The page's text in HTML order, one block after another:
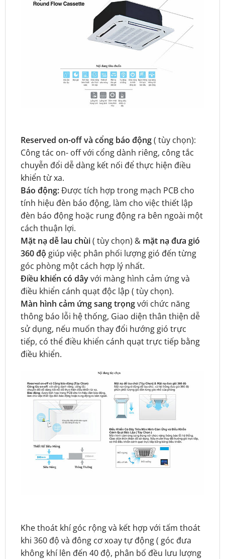
Reserved on-off và cổng báo động( tùy chọn):
Công tác on- off với cổng dành riêng, công tắc
chuyễn đổi dễ dàng kết nối để thực hiện điều
khiển từ xa.
Báo động:Được tích hợp trong mạch PCB cho
tính hiệu đèn báo động, làm cho việc thiết lập
đèn báo động hoặc rung động ra bên ngoài một
cách thuận lợi.
Mặt nạ dễ lau chùi( tùy chọn) & mặt nạ đưa gió
360 độ giúp việc phân phối lượng gió đến từng
góc phòng một cách hợp lý nhất.
Điều khiển có dâyvới màng hình cảm ứng và
điều khiển cánh quạt độc lập ( tùy chọn).
Màn hình cảm ứng sang trọngvới chức năng
thông báo lỗi hệ thống, Giao diện thân thiện dễ
sử dụng, nếu muốn thay đổi hướng gió trực
tiếp, có thể điều khiển cánh quạt trực tiếp bằng
điều khiển.
Khe thoát khí góc rộng và kết hợp với tấm thoát
khi 360 độ và đông cơ xoay tự động ( góc đưa
không khí lên đến 40 độ, phân bố đều lưu lượng